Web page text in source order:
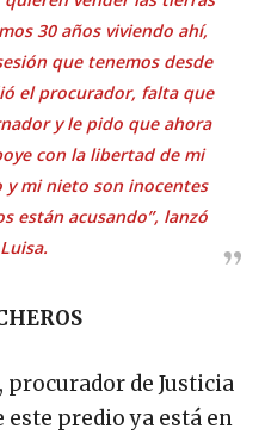
30 años viviendo ahí,
que tenemos desde
el procurador, falta que
y le pido que ahora
con la libertad de mi
mi nieto son inocentes
están acusando”, lanzó
procurador de Justicia
este predio ya está en